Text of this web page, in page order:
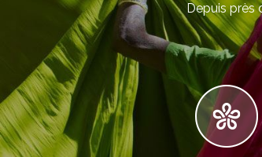
Depuis près